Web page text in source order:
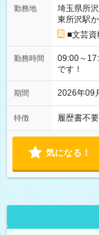
勤務地
埼玉県所
東所沢駅
■文芸資
勤務時間
09:00～
です！
期間 2026年09
特徴 履歴書不要
気になる！